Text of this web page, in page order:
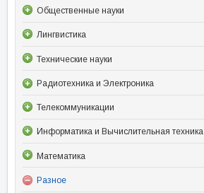
Общественные науки
Лингвистика
Технические науки
Радиотехника и Электроника
Телекоммуникации
Информатика и Вычислительная техника
Математика
Разное